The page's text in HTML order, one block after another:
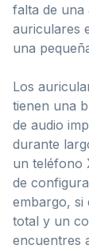
falta de una
auriculares
una
Los
tienen una
de audio
durante
un teléfono
de
embargo, si
total y un
encuentres